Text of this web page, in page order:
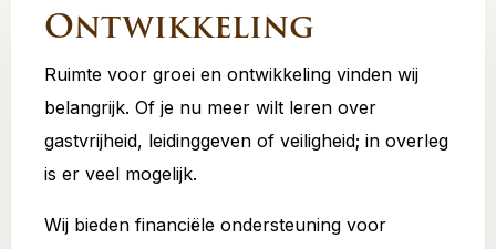
Ontwikkeling
Ruimte voor groei en ontwikkeling vinden wij
belangrijk. Of je nu meer wilt leren over
gastvrijheid, leidinggeven of veiligheid; in overleg
is er veel mogelijk.
Wij bieden financiële ondersteuning voor